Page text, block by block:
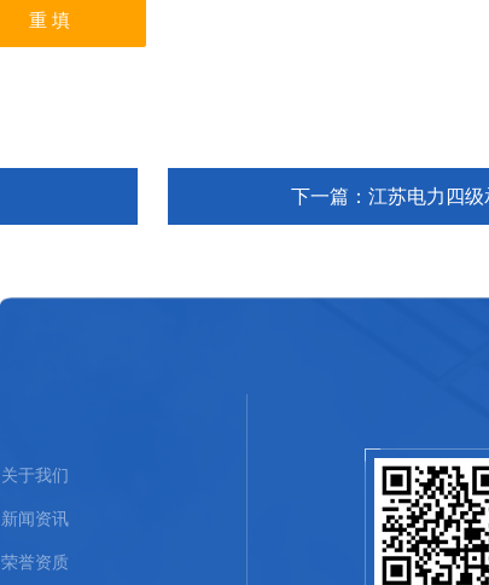
下一篇： 江苏电力四
关于我们
新闻资讯
荣誉资质